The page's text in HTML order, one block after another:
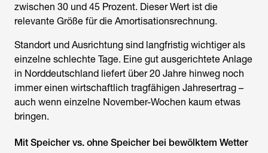
zwischen 30 und 45 Prozent. Dieser Wert ist die
relevante Größe für die Amortisationsrechnung.
Standort und Ausrichtung sind langfristig wichtiger als
einzelne schlechte Tage. Eine gut ausgerichtete Anlage
in Norddeutschland liefert über 20 Jahre hinweg noch
immer einen wirtschaftlich tragfähigen Jahresertrag –
auch wenn einzelne November-Wochen kaum etwas
bringen.
Mit Speicher vs. ohne Speicher bei bewölktem Wetter